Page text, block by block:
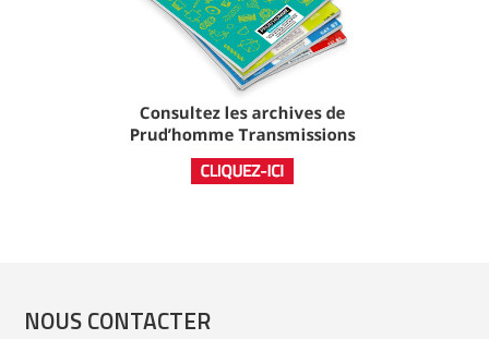
NOUS CONTACTER